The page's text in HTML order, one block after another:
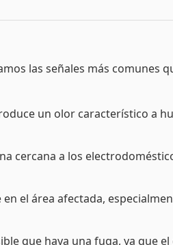
las señales más comunes
un olor característico a
cercana a los
el área afectada,
que haya una fuga, ya que